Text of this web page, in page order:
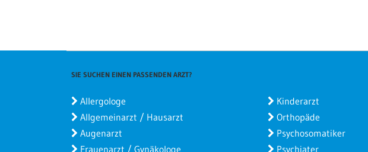
SIE SUCHEN EINEN PASSENDEN ARZT?
Allergologe
Allgemeinarzt / Hausarzt
Augenarzt
Frauenarzt / Gynäkologe
Kinderarzt
Orthopäde
Psychosomatiker
Psychiater